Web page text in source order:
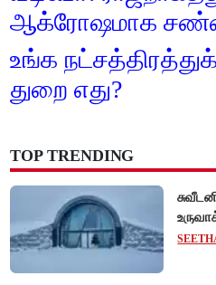
ஆக்ரோஷமாக
உங்க
துறை எது?
TOP TRENDING